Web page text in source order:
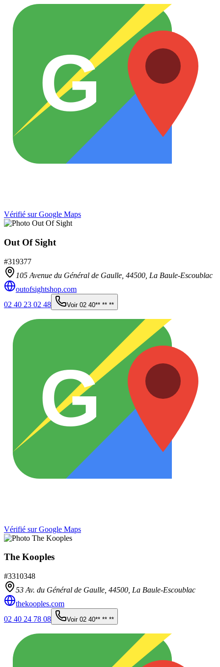
G
Vérifié sur Google Maps
Out Of Sight
#319377
105 Avenue du Général de Gaulle, 44500 La Baule-Escoublac
outofsightshop.com
02 40 23 02 48
Voir 02 40** ** **
G
Vérifié sur Google Maps
The Kooples
#3310348
53 Av. du Général de Gaulle, 44500 La Baule-Escoublac
thekooples.com
02 40 24 78 08
Voir 02 40** ** **